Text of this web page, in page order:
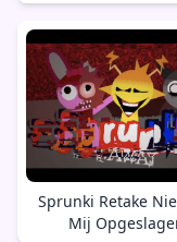
Sprunki Retake
Mij